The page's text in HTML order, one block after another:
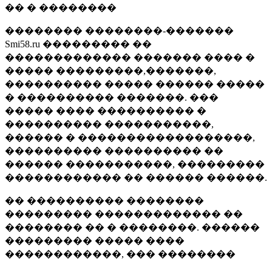
�� � ��������
�������� ��������-�������
Smi58.ru ��������� ��
������������� ������� ���� �
����� ���������,�������,
���������� ����� ������ �����
� ���������� �������. ���
����� ���� ���������� �
���������� �����������,
������ � ������������������,
���������� ���������� ��
������ �����������, ���������
������������ �� ������ ������.
�� ���������� ��������
��������� ������������� ��
�������� �� � ��������. ������
��������� ����� ����
������������, ��� ��������